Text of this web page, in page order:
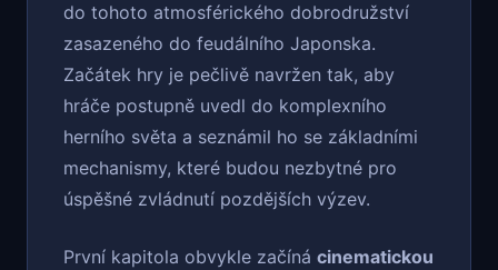
do tohoto atmosférického dobrodružství
zasazeného do feudálního Japonska.
Začátek hry je pečlivě navržen tak, aby
hráče postupně uvedl do komplexního
herního světa a seznámil ho se základními
mechanismy, které budou nezbytné pro
úspěšné zvládnutí pozdějších výzev.
První kapitola obvykle začíná cinematickou